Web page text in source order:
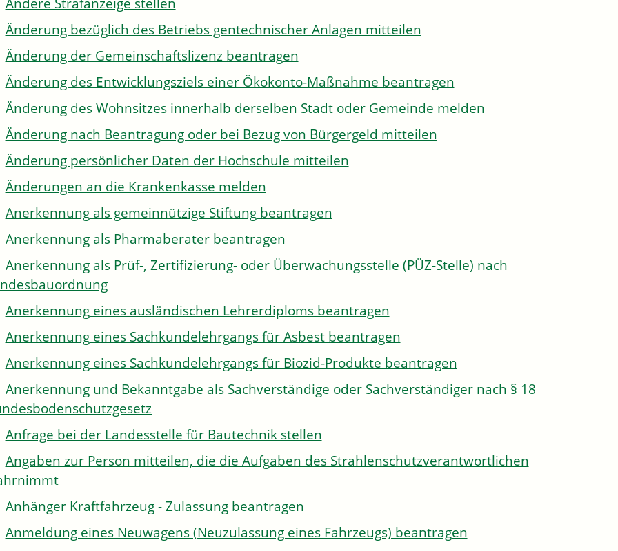
Änderung bezüglich des Betriebs gentechnischer Anlagen mitteilen
Änderung der Gemeinschaftslizenz beantragen
Änderung des Entwicklungsziels einer Ökokonto-Maßnahme beantragen
Änderung des Wohnsitzes innerhalb derselben Stadt oder Gemeinde melden
Änderung nach Beantragung oder bei Bezug von Bürgergeld mitteilen
Änderung persönlicher Daten der Hochschule mitteilen
Änderungen an die Krankenkasse melden
Anerkennung als gemeinnützige Stiftung beantragen
Anerkennung als Pharmaberater beantragen
Anerkennung als Prüf-, Zertifizierung- oder Überwachungsstelle (PÜZ-Stelle) nach
Anerkennung eines ausländischen Lehrerdiploms beantragen
Anerkennung eines Sachkundelehrgangs für Asbest beantragen
Anerkennung eines Sachkundelehrgangs für Biozid-Produkte beantragen
Anerkennung und Bekanntgabe als Sachverständige oder Sachverständiger nach § 18
Anfrage bei der Landesstelle für Bautechnik stellen
Angaben zur Person mitteilen, die die Aufgaben des Strahlenschutzverantwortlichen
Anhänger Kraftfahrzeug - Zulassung beantragen
Anmeldung eines Neuwagens (Neuzulassung eines Fahrzeugs) beantragen